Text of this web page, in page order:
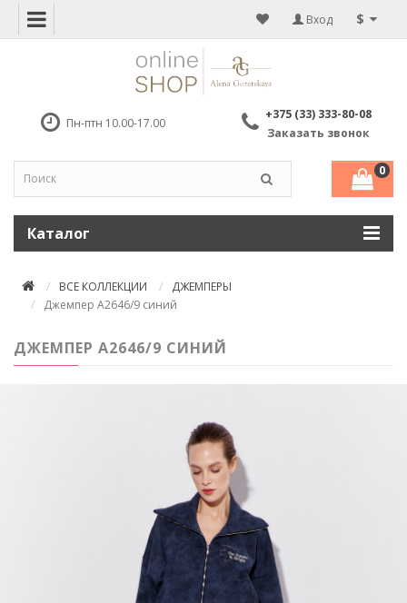
$
Вход
Пн-птн 10.00-17.00
+375 (33) 333-80-08
Заказать звонок
0
Каталог
ВСЕ КОЛЛЕКЦИИ
ДЖЕМПЕРЫ
Джемпер А2646/9 синий
ДЖЕМПЕР А2646/9 СИНИЙ